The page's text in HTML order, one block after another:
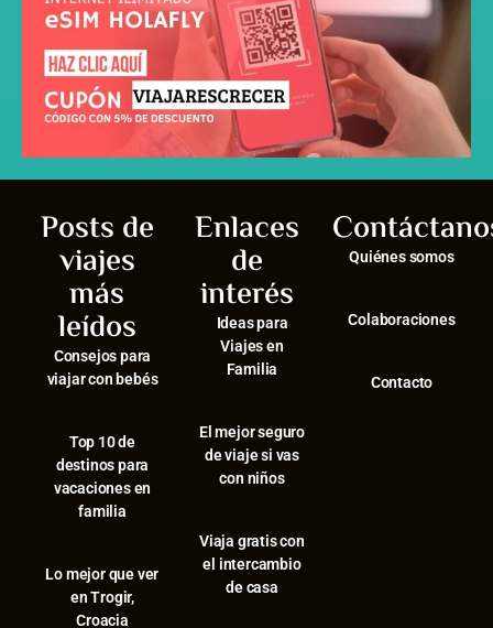
Posts de
viajes
más
leídos
Consejos para
viajar con bebés
⁠Top 10 de
destinos para
vacaciones en
familia
⁠Lo mejor que ver
en Trogir,
Croacia
Enlaces
de
interés
Ideas para
Viajes en
Familia
El mejor seguro
de viaje si vas
con niños
Viaja gratis con
el intercambio
de casa
Quiénes somos
Colaboraciones
Contacto